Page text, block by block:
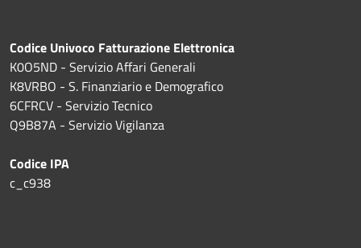
Codice Univoco Fatturazione Elettronica
K0O5ND - Servizio Affari Generali
K8VRBO - S. Finanziario e Demografico
6CFRCV - Servizio Tecnico
Q9B87A - Servizio Vigilanza
Codice IPA
c_c938